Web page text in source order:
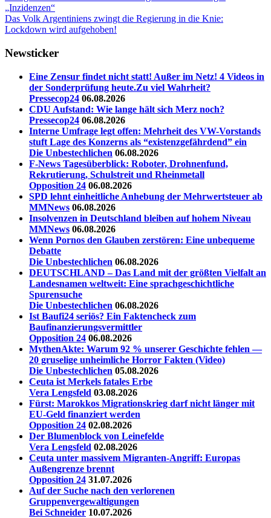
FriebelWarnungen
„Inzidenzen“
Nächster
Beitrag:
Das Volk Argentiniens zwingt die Regierung in die Knie:
Lockdown wird aufgehoben!
Newsticker
Eine Zensur findet nicht statt! Außer im Netz! 4 Videos in
der Sonderprüfung heute.Zu viel Wahrheit?
Pressecop24 06.08.2026
CDU Aufstand: Wie lange hält sich Merz noch?
Pressecop24 06.08.2026
Interne Umfrage legt offen: Mehrheit des VW-Vorstands
stuft Lage des Konzerns als “existenzgefährdend” ein
Die Unbestechlichen 06.08.2026
F-News Tagesüberblick: Roboter, Drohnenfund,
Rekrutierung, Schulstreit und Rheinmetall
Opposition 24 06.08.2026
SPD lehnt einheitliche Anhebung der Mehrwertsteuer ab
MMNews 06.08.2026
Insolvenzen in Deutschland bleiben auf hohem Niveau
MMNews 06.08.2026
Wenn Pornos den Glauben zerstören: Eine unbequeme
Debatte
Die Unbestechlichen 06.08.2026
DEUTSCHLAND – Das Land mit der größten Vielfalt an
Landesnamen weltweit: Eine sprachgeschichtliche
Spurensuche
Die Unbestechlichen 06.08.2026
Ist Baufi24 seriös? Ein Faktencheck zum
Baufinanzierungsvermittler
Opposition 24 06.08.2026
MythenAkte: Warum 92 % unserer Geschichte fehlen —
20 gruselige unheimliche Horror Fakten (Video)
Die Unbestechlichen 05.08.2026
Ceuta ist Merkels fatales Erbe
Vera Lengsfeld 03.08.2026
Fürst: Marokkos Migrationskrieg darf nicht länger mit
EU-Geld finanziert werden
Opposition 24 02.08.2026
Der Blumenblock von Leinefelde
Vera Lengsfeld 02.08.2026
Ceuta unter massivem Migranten-Angriff: Europas
Außengrenze brennt
Opposition 24 31.07.2026
Auf der Suche nach den verlorenen
Gruppenvergewaltigungen
Bei Schneider 10.07.2026